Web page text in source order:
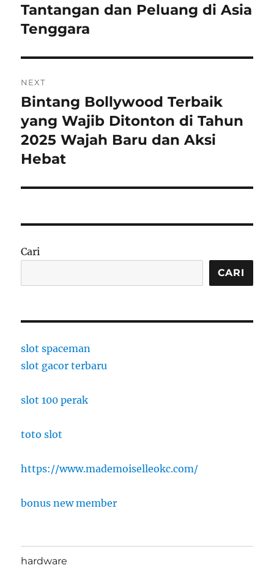
post:
Tantangan dan Peluang di Asia
Tenggara
NEXT
Next
post:
Bintang Bollywood Terbaik
yang Wajib Ditonton di Tahun
2025 Wajah Baru dan Aksi
Hebat
Cari
CARI
slot spaceman
slot gacor terbaru
slot 100 perak
toto slot
https://www.mademoiselleokc.com/
bonus new member
hardware